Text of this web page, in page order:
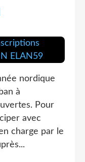
nordique
à
Pour
avec
charge par le